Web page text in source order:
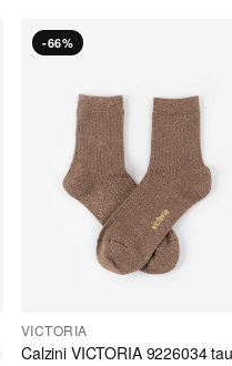
-66%
VICTORIA
Calzini VICTORIA 9226034